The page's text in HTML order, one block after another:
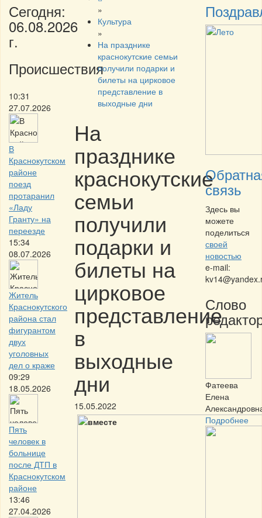
Сегодня:
06.08.2026
г.
Происшествия
10:31
27.07.2026
В
Краснокутском
районе
поезд
протаранил
«Ладу
Гранту» на
переезде
15:34
08.07.2026
Житель
Краснокутского
района стал
фигурантом
двух
уголовных
дел о краже
09:29
18.05.2026
Пять
человек в
больнице
после ДТП в
Краснокутском
районе
13:46
27.04.2026
»
Культура
»
На празднике
краснокутские семьи
получили подарки и
билеты на цирковое
представление в
выходные дни
На
празднике
краснокутские
семьи
получили
подарки и
билеты на
цирковое
представление
в
выходные
дни
15.05.2022
связь
Здесь вы
можете
поделиться
своей
новостью
e-mail:
Слово
Фатеева
Елена
Подробнее